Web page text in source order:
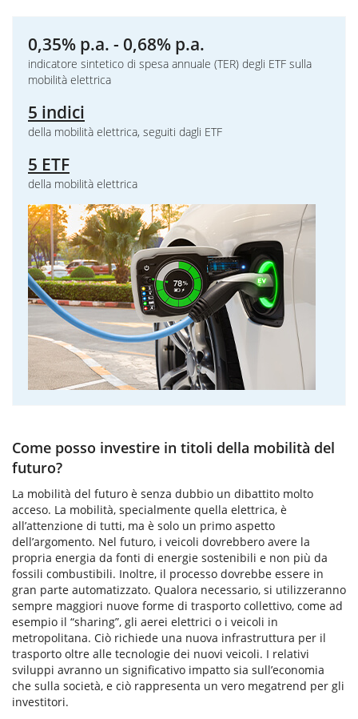
0,35% p.a. - 0,68% p.a.
indicatore sintetico di spesa annuale (TER) degli ETF sulla
mobilità elettrica
5 indici
della mobilità elettrica, seguiti dagli ETF
5 ETF
della mobilità elettrica
Come posso investire in titoli della mobilità del
futuro?
La mobilità del futuro è senza dubbio un dibattito molto
acceso. La mobilità, specialmente quella elettrica, è
all’attenzione di tutti, ma è solo un primo aspetto
dell’argomento. Nel futuro, i veicoli dovrebbero avere la
propria energia da fonti di energie sostenibili e non più da
fossili combustibili. Inoltre, il processo dovrebbe essere in
gran parte automatizzato. Qualora necessario, si utilizzeranno
sempre maggiori nuove forme di trasporto collettivo, come ad
esempio il “sharing”, gli aerei elettrici o i veicoli in
metropolitana. Ciò richiede una nuova infrastruttura per il
trasporto oltre alle tecnologie dei nuovi veicoli. I relativi
sviluppi avranno un significativo impatto sia sull’economia
che sulla società, e ciò rappresenta un vero megatrend per gli
investitori.